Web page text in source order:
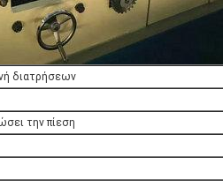
διατρήσεων
την πίεση